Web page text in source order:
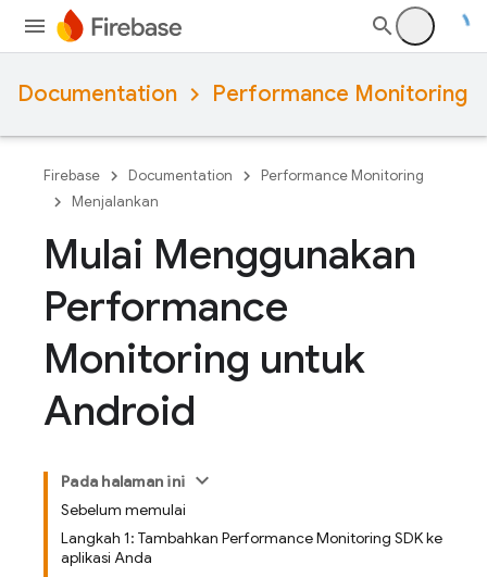
Documentation Performance Monitoring
Firebase Documentation
Performance Monitoring
Menjalankan
Mulai Menggunakan
Performance
Monitoring untuk
Android
Pada halaman ini
Sebelum memulai
Langkah 1: Tambahkan Performance Monitoring SDK ke
aplikasi Anda